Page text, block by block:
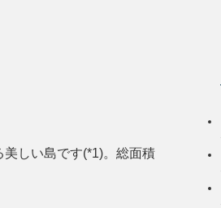
しい島です(*1)。総面積